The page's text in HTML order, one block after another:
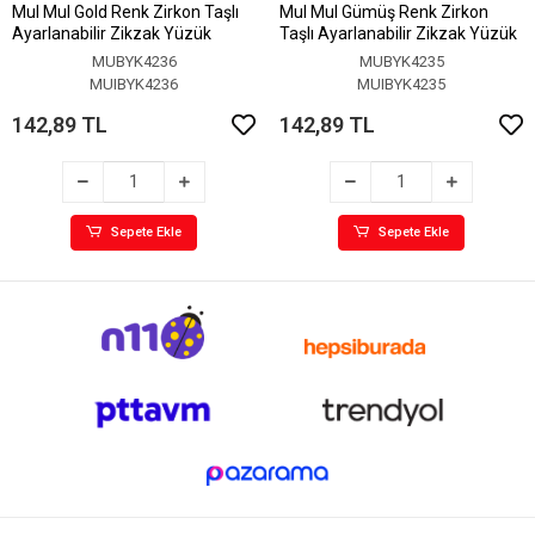
MuI MuI Gold Renk Zirkon Taşlı
Ayarlanabilir Zikzak Yüzük
MUBYK4236
MUIBYK4236
142,89 TL
Sepete Ekle
MuI MuI Gümüş Renk Zirkon
Taşlı Ayarlanabilir Zikzak Yüzük
MUBYK4235
MUIBYK4235
142,89 TL
Sepete Ekle